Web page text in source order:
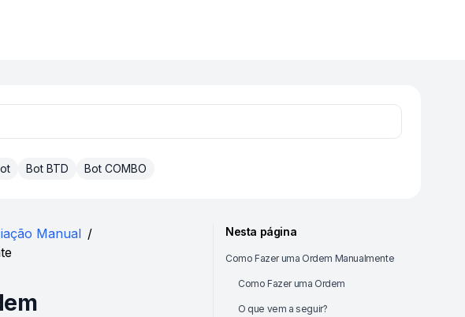
Bot BTD Bot COMBO
Manual /
Nesta página
Como Fazer uma Ordem Manualmente
Como Fazer uma Ordem
O que vem a seguir?